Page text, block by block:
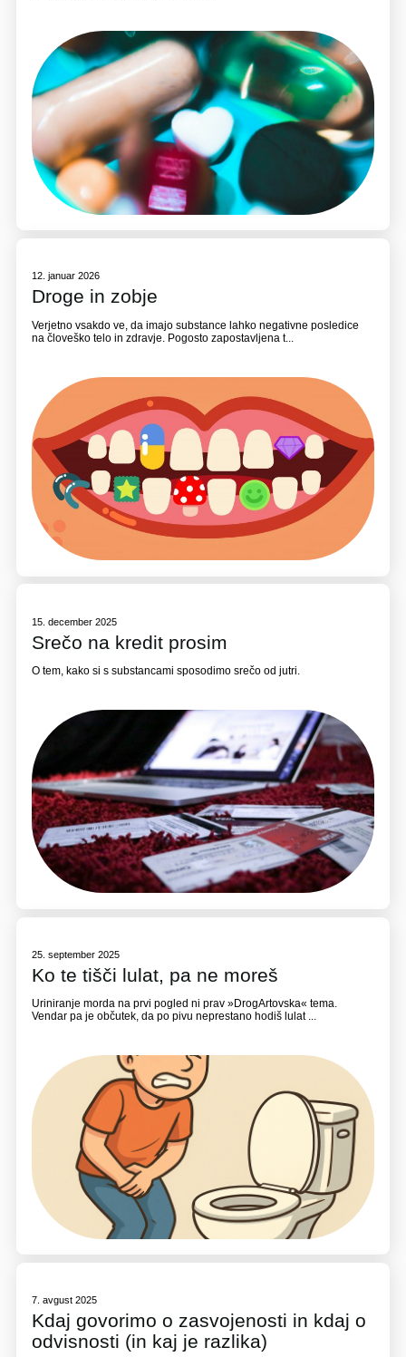
12. januar 2026
Droge in zobje
Verjetno vsakdo ve, da imajo substance lahko negativne posledice
na človeško telo in zdravje. Pogosto zapostavljena t...
15. december 2025
Srečo na kredit prosim
O tem, kako si s substancami sposodimo srečo od jutri.
25. september 2025
Ko te tišči lulat, pa ne moreš
Uriniranje morda na prvi pogled ni prav »DrogArtovska« tema.
Vendar pa je občutek, da po pivu neprestano hodiš lulat ...
7. avgust 2025
Kdaj govorimo o zasvojenosti in kdaj o
odvisnosti (in kaj je razlika)